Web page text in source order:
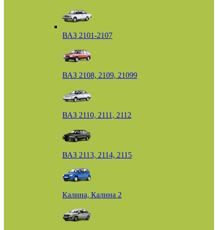
ВАЗ 2101-2107
ВАЗ 2108, 2109, 21099
ВАЗ 2110, 2111, 2112
ВАЗ 2113, 2114, 2115
Калина, Калина 2